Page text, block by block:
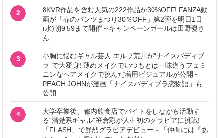
2
8KVR作品を含む人気の222作品が30%OFF! FANZA動
画が「春のパンツまつり30％OFF」第2弾を明日1日
(水)朝9:59まで開催～キャンペーンガールは田野憂さ
ん
3
小胸に悩むギャル芸人 エルフ荒川が“ナイスバディブ
ラ”で大変身! 薄めメイクでいつもとは一味違うフェミ
ニンなヘアメイクで挑んだ着用ビジュアルが公開～
PEACH JOHNが漫画「ナイスバディブラ恋物語」も
公開
4
大学卒業後、都内飲食店でバイトをしながら活動す
る“清楚系ギャル”笹倉彩が人生初のグラビアに挑戦!
「FLASH」で鮮烈グラビアデビュー～「仲間には『あ